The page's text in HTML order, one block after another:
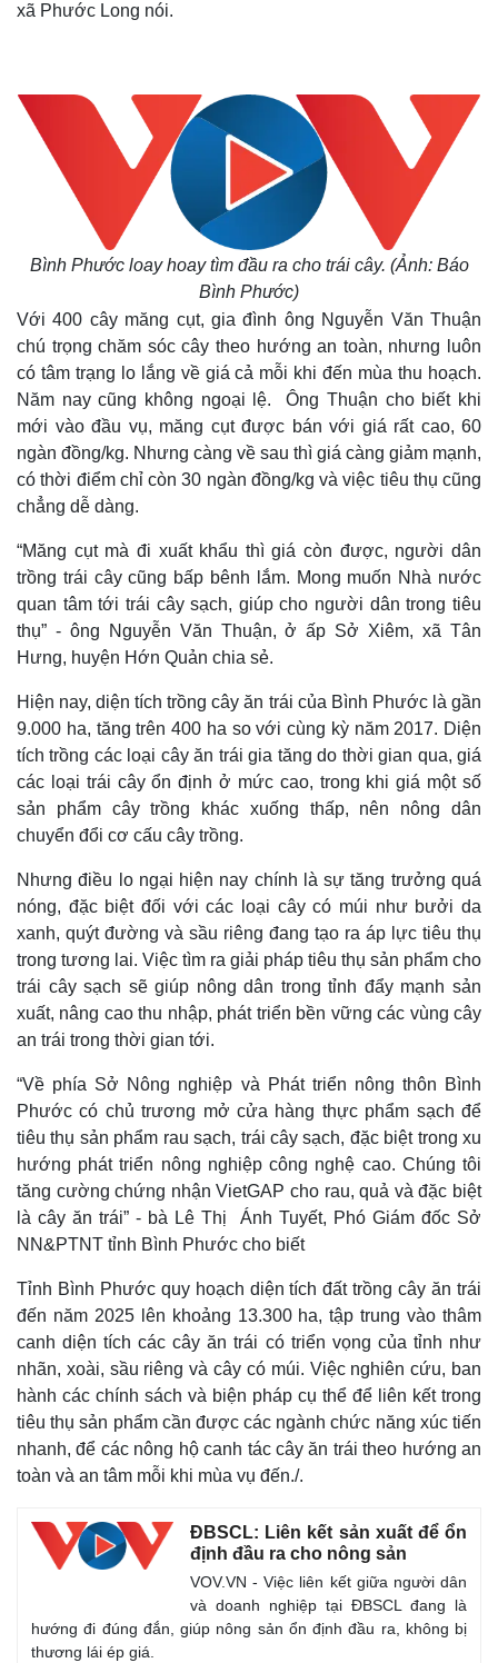
Thế giới
Quan sát
Cuộc sống đó đây
Hồ sơ
Multimedia
Video
Ảnh
E-Magazine
Infographic
xã Phước Long nói.
Bình Phước loay hoay tìm đầu ra cho trái cây. (Ảnh: Báo
Bình Phước)
Với 400 cây măng cụt, gia đình ông Nguyễn Văn Thuận
chú trọng chăm sóc cây theo hướng an toàn, nhưng luôn
có tâm trạng lo lắng về giá cả mỗi khi đến mùa thu hoạch.
Năm nay cũng không ngoại lệ. Ông Thuận cho biết khi
mới vào đầu vụ, măng cụt được bán với giá rất cao, 60
ngàn đồng/kg. Nhưng càng về sau thì giá càng giảm mạnh,
có thời điểm chỉ còn 30 ngàn đồng/kg và việc tiêu thụ cũng
chẳng dễ dàng.
“Măng cụt mà đi xuất khẩu thì giá còn được, người dân
trồng trái cây cũng bấp bênh lắm. Mong muốn Nhà nước
quan tâm tới trái cây sạch, giúp cho người dân trong tiêu
thụ” - ông Nguyễn Văn Thuận, ở ấp Sở Xiêm, xã Tân
Hưng, huyện Hớn Quản chia sẻ.
Hiện nay, diện tích trồng cây ăn trái của Bình Phước là gần
9.000 ha, tăng trên 400 ha so với cùng kỳ năm 2017. Diện
tích trồng các loại cây ăn trái gia tăng do thời gian qua, giá
các loại trái cây ổn định ở mức cao, trong khi giá một số
sản phẩm cây trồng khác xuống thấp, nên nông dân
chuyển đổi cơ cấu cây trồng.
Nhưng điều lo ngại hiện nay chính là sự tăng trưởng quá
nóng, đặc biệt đối với các loại cây có múi như bưởi da
xanh, quýt đường và sầu riêng đang tạo ra áp lực tiêu thụ
trong tương lai. Việc tìm ra giải pháp tiêu thụ sản phẩm cho
trái cây sạch sẽ giúp nông dân trong tỉnh đẩy mạnh sản
xuất, nâng cao thu nhập, phát triển bền vững các vùng cây
an trái trong thời gian tới.
“Về phía Sở Nông nghiệp và Phát triển nông thôn Bình
Phước có chủ trương mở cửa hàng thực phẩm sạch để
tiêu thụ sản phẩm rau sạch, trái cây sạch, đặc biệt trong xu
hướng phát triển nông nghiệp công nghệ cao. Chúng tôi
tăng cường chứng nhận VietGAP cho rau, quả và đặc biệt
là cây ăn trái” - bà Lê Thị Ánh Tuyết, Phó Giám đốc Sở
NN&PTNT tỉnh Bình Phước cho biết
Tỉnh Bình Phước quy hoạch diện tích đất trồng cây ăn trái
đến năm 2025 lên khoảng 13.300 ha, tập trung vào thâm
canh diện tích các cây ăn trái có triển vọng của tỉnh như
nhãn, xoài, sầu riêng và cây có múi. Việc nghiên cứu, ban
hành các chính sách và biện pháp cụ thể để liên kết trong
tiêu thụ sản phẩm cần được các ngành chức năng xúc tiến
nhanh, để các nông hộ canh tác cây ăn trái theo hướng an
toàn và an tâm mỗi khi mùa vụ đến./.
ĐBSCL: Liên kết sản xuất để ổn
định đầu ra cho nông sản
VOV.VN - Việc liên kết giữa người dân
và doanh nghiệp tại ĐBSCL đang là
hướng đi đúng đắn, giúp nông sản ổn định đầu ra, không bị
thương lái ép giá.